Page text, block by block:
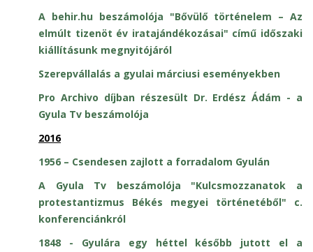
A behir.hu beszámolója "Bővülő történelem – Az
elmúlt tizenöt év iratajándékozásai" című időszaki
kiállításunk megnyitójáról
Szerepvállalás a gyulai márciusi eseményekben
Pro Archivo díjban részesült Dr. Erdész Ádám - a
Gyula Tv beszámolója
2016
1956 – Csendesen zajlott a forradalom Gyulán
A Gyula Tv beszámolója "Kulcsmozzanatok a
protestantizmus Békés megyei történetéből" c.
konferenciánkról
1848 - Gyulára egy héttel később jutott el a